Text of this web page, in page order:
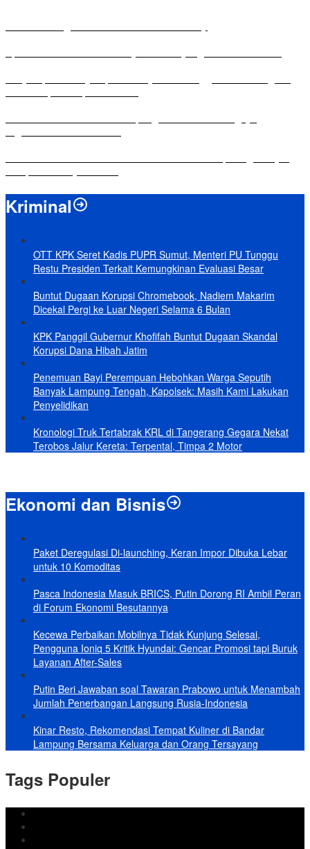
Kriminal
OTT KPK Seret Kadis PUPR Sumut, Menteri PU Tunggu
Restu Presiden Terkait Kemungkinan Evaluasi Besar
Buntut Dugaan Korupsi Chromebook, Nadiem Makarim
Dicekal Pergi ke Luar Negeri Selama 6 Bulan
KPK Panggil Gubernur Khofifah Buntut Dugaan Skandal
Korupsi Dana Hibah Jatim
Penemuan Bayi Perempuan Hebohkan Warga Seputih
Banyak Lampung Tengah, Kapolsek: Masih Kami Lakukan
Penyelidikan
Kronologi Truk Tertabrak KRL di Tangerang Gegara Nekat
Terobos Jalur Kereta: Terpental, Timpa 2 Motor
Ekonomi dan Bisnis
Paket Deregulasi Di-launching, Keran Impor Dibuka Lebar
untuk 10 Komoditas
Pasca Indonesia Masuk BRICS, Putin Dorong RI Ambil Peran
di Forum Ekonomi Besutannya
Kecewa Perbaikan Mobilnya Tidak Kunjung Selesai,
Pengguna Ioniq 5 Kritik Hyundai: Gencar Promosi tapi Buruk
Layanan After-Sales
Putin Beri Jawaban soal Tawaran Prabowo untuk Menambah
Jumlah Penerbangan Langsung Rusia-Indonesia
Kinar Resto, Rekomendasi Tempat Kuliner di Bandar
Lampung Bersama Keluarga dan Orang Tersayang
Tags Populer